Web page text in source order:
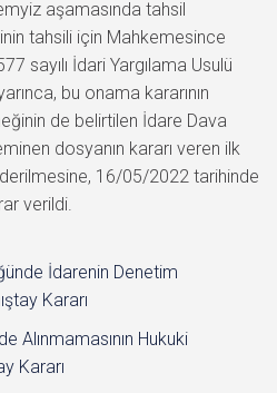
aşamasında tahsil
tahsili için Mahkemesince
sayılı İdari Yargılama Usulü
bu onama kararının
de belirtilen İdare Dava
dosyanın kararı veren ilk
16/05/2022 tarihinde
verildi.
İdarenin Denetim
Kararı
Alınmamasının Hukuki
Kararı